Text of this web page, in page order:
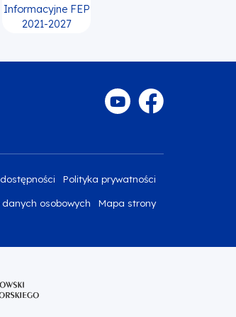
Informacyjne FEP
2021-2027
Polityka prywatności
osobowych Mapa strony